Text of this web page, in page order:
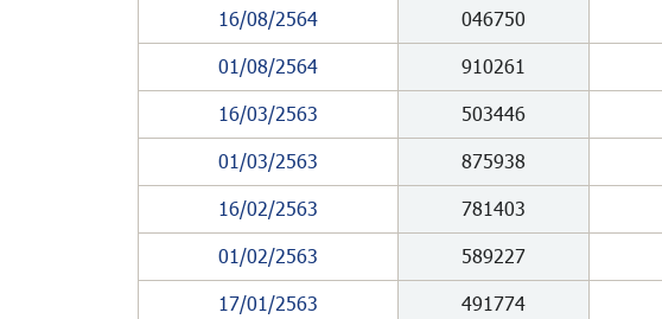
16/08/2564
046750
01/08/2564
910261
16/03/2563
503446
01/03/2563
875938
16/02/2563
781403
01/02/2563
589227
17/01/2563
491774